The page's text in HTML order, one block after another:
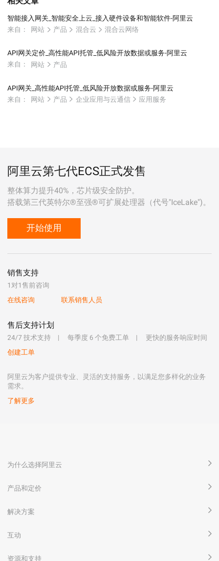
智能接入网关_智能安全上云_接入硬件设备和智能软件-阿里云
来自：
网站 产品 混合云 混合云网络
API网关定价_高性能API托管_低风险开放数据或服务-阿里云
来自：
网站 产品
API网关_高性能API托管_低风险开放数据或服务-阿里云
来自：
网站 产品 企业应用与云通信 应用服务
阿里云第七代ECS正式发售
整体算力提升40%，芯片级安全防护。
搭载第三代英特尔®至强®可扩展处理器（代号"IceLake")。
开始使用
销售支持
1对1售前咨询
在线咨询
联系销售人员
售后支持计划
24/7 技术支持 每季度 6 个免费工单
更快的服务响应时间
创建工单
阿里云为客户提供专业、灵活的支持服务，以满足您多样化的业务
需求。
了解更多
为什么选择阿里云
产品和定价
解决方案
互动
资源和支持